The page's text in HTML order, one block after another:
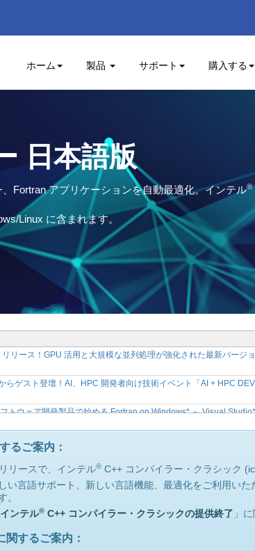
ホーム 製品 サポート 購入する
日本語版
Fortran アプリケーションを自動最適化。インテル®
Linux に含まれます。
リース！GPU 活用と大規模な並列処理が強化された最新バージ
らゲスト登壇！AI、HPC 開発者向け技術イベント「AI + HPC
トウェア開発製品で始める Fortran on Windows* ～ Visual
ル 2026 リリース記念セミナー開催決定 ～ インテル
™プロファイラーから始める CPU プロファイル トレーニング
で始める Fortran on Windows* ～ Visual Studio* 環境での
™Ultra プロセッサー向け OpenMP* アプリケーションの最適化
ーから始める CPU プロファイルについて学べるオンラインセミ
るご案内：
リースで、インテル® C++ コンパイラー・クラシック
言語サポート、新しい言語機能、最適化をご利用い
。
インテル® C++ コンパイラー・クラシックの提供終了 」
するご案内：